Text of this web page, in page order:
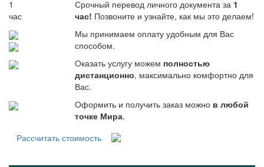
1
час
Срочный перевод личного документа за 1
час! Позвоните и узнайте, как мы это делаем!
Мы принимаем оплату удобным для Вас
способом.
Оказать услугу можем полностью
дистанционно, максимально комфортно для
Вас.
Оформить и получить заказ можно в любой
точке Мира.
Рассчитать стоимость